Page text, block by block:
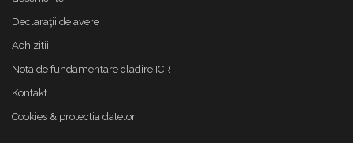
Declaraţii de avere
Achizitii
Nota de fundamentare cladire ICR
Kontakt
Cookies & protectia datelor